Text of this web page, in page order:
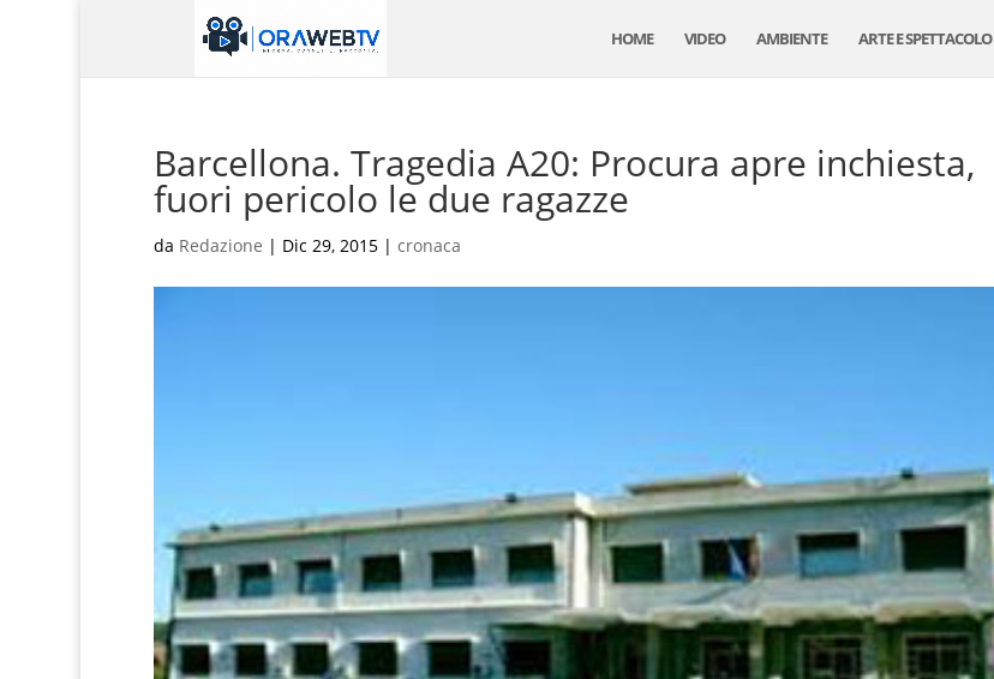
HOME VIDEO AMBIENTE ARTE E SPETTACOLO
Barcellona. Tragedia A20: Procura apre inchiesta,
fuori pericolo le due ragazze
da Redazione | Dic 29, 2015| cronaca